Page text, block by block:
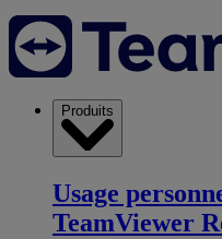
Produits
Usage
TeamViewer